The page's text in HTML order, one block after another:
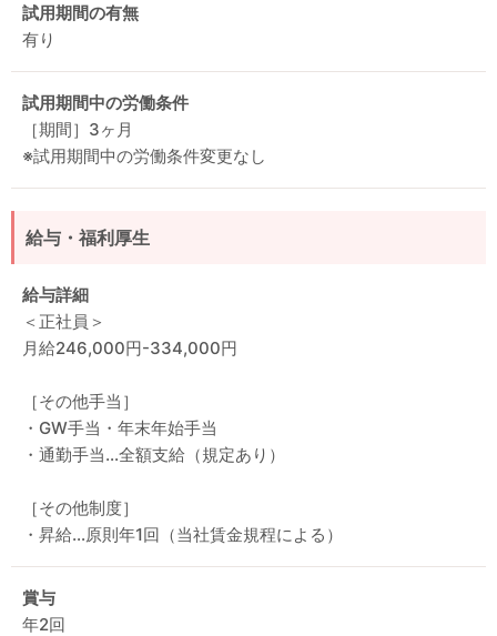
試用期間の有無
有り
試用期間中の労働条件
［期間］3ヶ月
※試用期間中の労働条件変更なし
給与・福利厚生
給与詳細
＜正社員＞
月給246,000円-334,000円
［その他手当］
・GW手当・年末年始手当
・通勤手当…全額支給（規定あり）
［その他制度］
・昇給…原則年1回（当社賃金規程による）
賞与
年2回